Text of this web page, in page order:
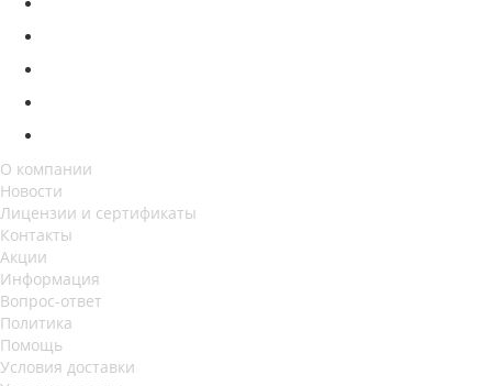
О компании
Новости
Лицензии и сертификаты
Контакты
Акции
Информация
Вопрос-ответ
Политика
Помощь
Условия доставки